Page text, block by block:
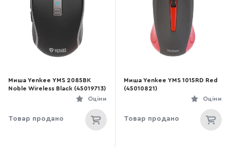
Миша Yenkee YMS 2085BK
Noble Wireless Black (45019713)
Оціни
Товар продано
Миша Yenkee YMS 1015RD Red
(45010821)
Оціни
Товар продано